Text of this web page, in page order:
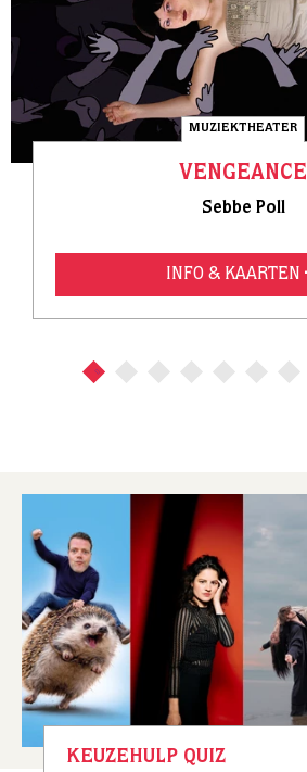
MUZIEKTHEATER
VENGEANCE
Sebbe Poll
INFO & KAARTEN
KEUZEHULP QUIZ